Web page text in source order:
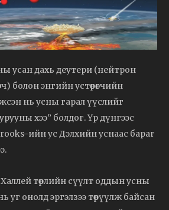
усан дахь деутери (нейтрон
болон энгийн устөрөгчийн
нь усны гарал үүслийг
хээ” болдог. Үр дүнгээс
ийн ус Дэлхийн уснаас бараг
Халлей төрлийн сүүлт оддын усны
уг онолд эргэлзээ төрүүлж байсан